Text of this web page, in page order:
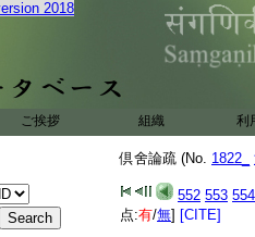
2018
ご挨拶 組織 利
倶舍論疏 (No. 1822_
552 553 554
点:有/無] [CITE]
生。至是能
覩星。漏生
光無障住。若爲 21
得是因｣ 論。譬
22 事 23
難也
今不爲障。何得
亦得如前説。指事
障得爲其因。